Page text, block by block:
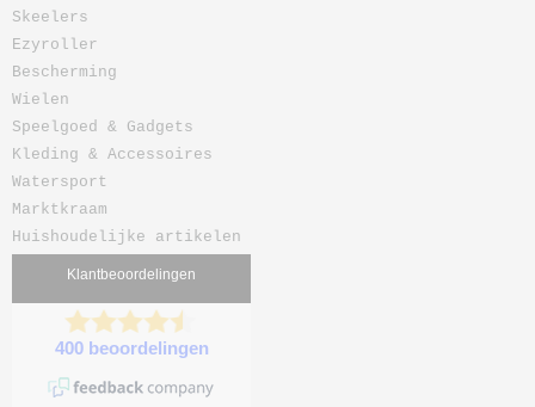
Skeelers
Ezyroller
Bescherming
Wielen
Speelgoed & Gadgets
Kleding & Accessoires
Watersport
Marktkraam
Huishoudelijke artikelen